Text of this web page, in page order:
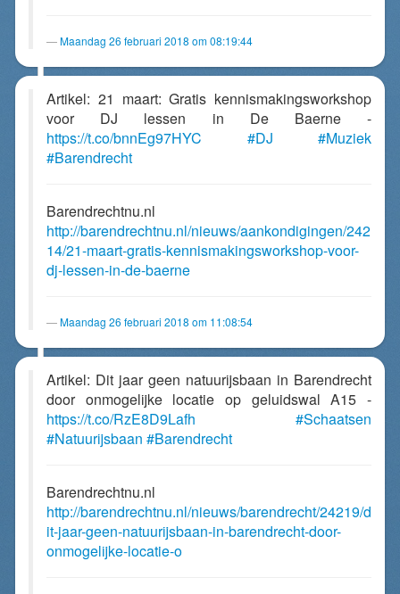
Maandag 26 februari 2018 om 08:19:44
Artikel: 21 maart: Gratis kennismakingsworkshop
voor DJ lessen in De Baerne -
https://t.co/bnnEg97HYC
#DJ
#Muziek
#Barendrecht
Barendrechtnu.nl
http://barendrechtnu.nl/nieuws/aankondigingen/242
14/21-maart-gratis-kennismakingsworkshop-voor-
dj-lessen-in-de-baerne
Maandag 26 februari 2018 om 11:08:54
Artikel: Dit jaar geen natuurijsbaan in Barendrecht
door onmogelijke locatie op geluidswal A15 -
https://t.co/RzE8D9Lafh
#Schaatsen
#Natuurijsbaan #Barendrecht
Barendrechtnu.nl
http://barendrechtnu.nl/nieuws/barendrecht/24219/d
it-jaar-geen-natuurijsbaan-in-barendrecht-door-
onmogelijke-locatie-o